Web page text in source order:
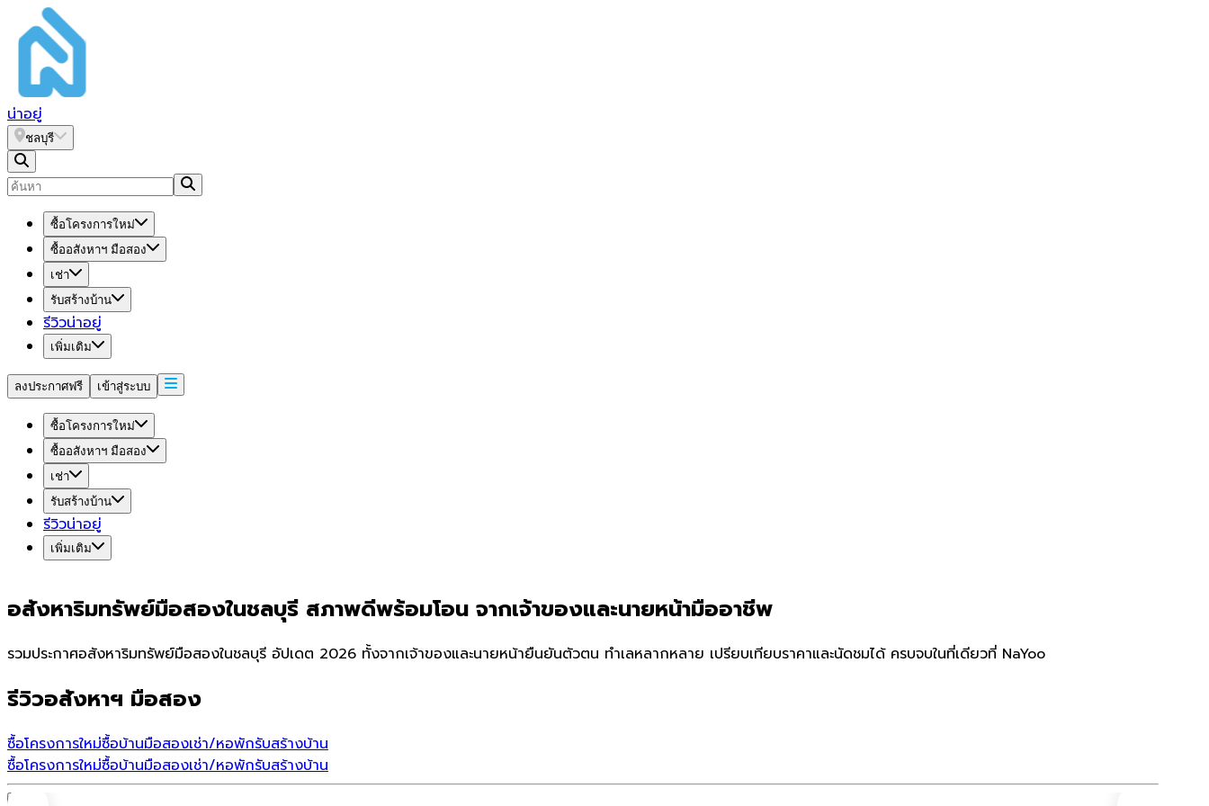
น่าอยู่
ชลบุรี
ซื้อโครงการใหม่
ซื้ออสังหาฯ มือสอง
เช่า
รับสร้างบ้าน
รีวิวน่าอยู่
เพิ่มเติม
ลงประกาศฟรี เข้าสู่ระบบ
ซื้อโครงการใหม่
ซื้ออสังหาฯ มือสอง
เช่า
รับสร้างบ้าน
รีวิวน่าอยู่
เพิ่มเติม
อสังหาริมทรัพย์มือสองในชลบุรี สภาพดีพร้อมโอน จากเจ้าของและนายหน้ามืออาชีพ
รวมประกาศอสังหาริมทรัพย์มือสองในชลบุรี อัปเดต 2026 ทั้งจากเจ้าของและนายหน้ายืนยันตัวตน ทำเลหลากหลาย เปรียบเทียบราคาและนัดชมได้ ครบจบในที่เดียวที่ NaYoo
รีวิวอสังหาฯ มือสอง
ซื้อโครงการใหม่ซื้อบ้านมือสองเช่า/หอพักรับสร้างบ้าน
ซื้อโครงการใหม่ซื้อบ้านมือสองเช่า/หอพักรับสร้างบ้าน